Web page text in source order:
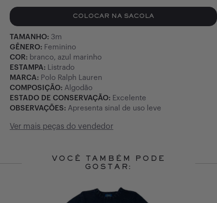
COLOCAR NA SACOLA
TAMANHO: 3m
GÊNERO: Feminino
COR: branco, azul marinho
ESTAMPA: Listrado
MARCA: Polo Ralph Lauren
COMPOSIÇÃO: Algodão
ESTADO DE CONSERVAÇÃO: Excelente
OBSERVAÇÕES: Apresenta sinal de uso leve
Ver mais peças do vendedor
VOCÊ TAMBÉM PODE
GOSTAR: